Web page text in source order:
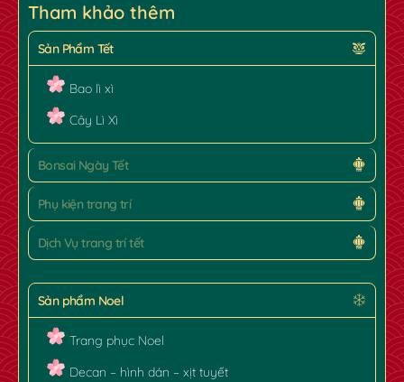
Tham khảo thêm
Sản Phẩm Tết
Bao lì xì
Cây Lì Xì
Bonsai Ngày Tết
Phụ kiện trang trí
Dịch Vụ trang trí tết
Sản phẩm Noel
Trang phục Noel
Decan – hình dán – xịt tuyết